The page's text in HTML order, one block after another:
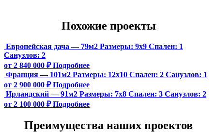
Похожие проекты
Европейская дача — 79м2 Размеры: 9х9 Спален: 1
Санузлов: 2
от 2 840 000 ₽ Подробнее
Франция — 101м2 Размеры: 12х10 Спален: 2 Санузлов: 1
от 2 900 000 ₽ Подробнее
Ирландский — 91м2 Размеры: 7х8 Спален: 3 Санузлов: 2
от 2 100 000 ₽ Подробнее
Преимущества наших проектов